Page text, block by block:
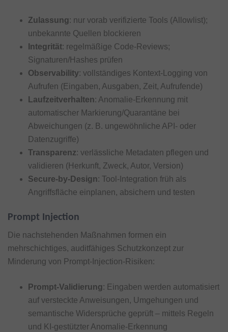
Zulassung: nur vorab verifizierte Tools (Allowlist);
unbekannte Quellen blockieren
Integrität: regelmäßige Code-Reviews;
Signaturen/Hashes prüfen
Observability: vollständiges Kontext-Logging von
Aufrufen (Eingaben, Ausgaben, Zeit, Aufrufende)
Laufzeitverhalten: Anomalie-Erkennung mit
automatischer Markierung/Quarantäne bei
Abweichungen (z. B. ungewöhnliche API- oder
Datenzugriffe)
Transparenz: verlässliche Metadaten pflegen und
validieren (Herkunft, Zweck, Autor, Version)
Secure-by-Design: Tool-Integration früh als
Angriffsfläche einplanen, absichern und testen
Prompt Injection
Die nachstehenden Maßnahmen formen ein
mehrschichtiges, auditfähiges Schutzkonzept zur
Minderung von Prompt‑Injection‑Risiken:
Prompt-Validierung: Eingaben werden automatisiert
auf versteckte Anweisungen, Umgehungen und
semantische Widersprüche geprüft – mittels Regeln
und KI-gestützter Anomalie-Erkennung